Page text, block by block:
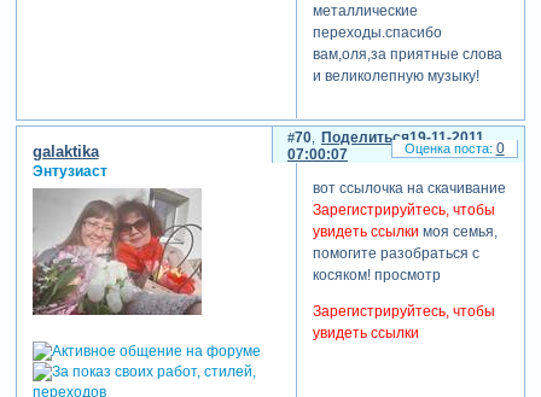
металлические
переходы.спасибо
вам,оля,за приятные слова
и великолепную музыку!
Поделиться
70
19-11-2011
07:00:07
galaktika
Энтузиаст
вот ссылочка на скачивание
Зарегистрируйтесь, чтобы
увидеть ссылки моя семья,
помогите разобраться с
косяком! просмотр
Зарегистрируйтесь, чтобы
увидеть ссылки
0